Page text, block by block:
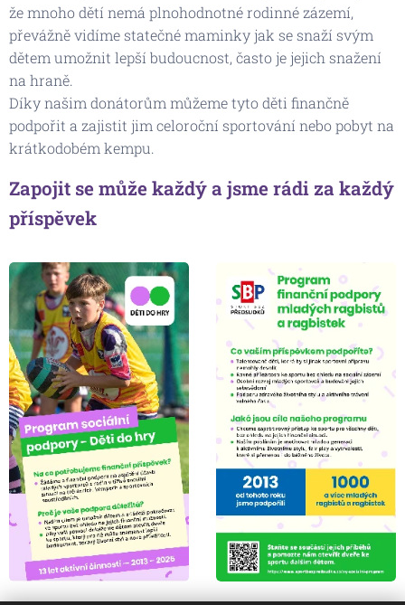
že mnoho dětí nemá plnohodnotné rodinné zázemí,
převážně vidíme statečné maminky jak se snaží svým
dětem umožnit lepší budoucnost, často je jejich snažení
na hraně.
Díky našim donátorům můžeme tyto děti finančně
podpořit a zajistit jim celoroční sportování nebo pobyt na
krátkodobém kempu.
Zapojit se může každý a jsme rádi za každý
příspěvek